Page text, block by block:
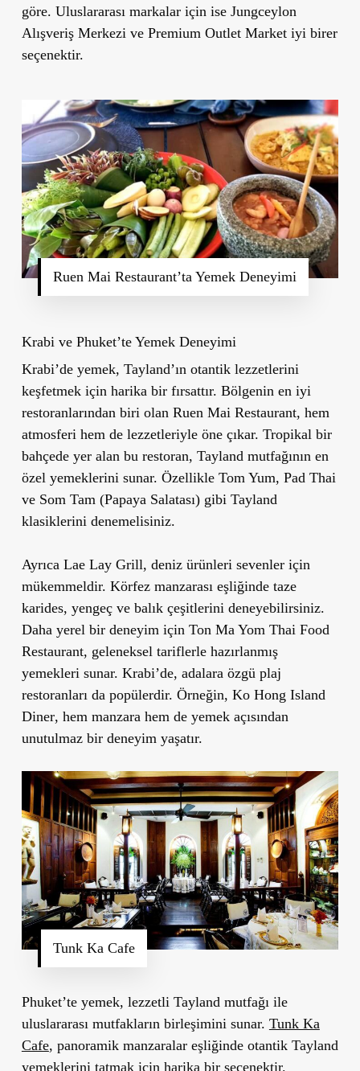
göre. Uluslararası markalar için ise Jungceylon
Alışveriş Merkezi ve Premium Outlet Marketiyi birer
seçenektir.
Ruen Mai Restaurant’ta Yemek Deneyimi
Krabi ve Phuket’te Yemek Deneyimi
Krabi’de yemek, Tayland’ın otantik lezzetlerini
keşfetmek için harika bir fırsattır. Bölgenin en iyi
restoranlarından biri olan Ruen Mai Restaurant, hem
atmosferi hem de lezzetleriyle öne çıkar. Tropikal bir
bahçede yer alan bu restoran, Tayland mutfağının en
özel yemeklerini sunar. Özellikle Tom Yum, Pad Thai
ve Som Tam (Papaya Salatası)gibi Tayland
klasiklerini denemelisiniz.
Ayrıca Lae Lay Grill, deniz ürünleri sevenler için
mükemmeldir. Körfez manzarası eşliğinde taze
karides, yengeç ve balık çeşitlerini deneyebilirsiniz.
Daha yerel bir deneyim için Ton Ma Yom Thai Food
Restaurant, geleneksel tariflerle hazırlanmış
yemekleri sunar. Krabi’de, adalara özgü plaj
restoranları da popülerdir. Örneğin, Ko Hong Island
Diner, hem manzara hem de yemek açısından
unutulmaz bir deneyim yaşatır.
Tunk Ka Cafe
Phuket’te yemek, lezzetli Tayland mutfağı ile
uluslararası mutfakların birleşimini sunar. Tunk Ka
Cafe, panoramik manzaralar eşliğinde otantik Tayland
yemeklerini tatmak için harika bir seçenektir.